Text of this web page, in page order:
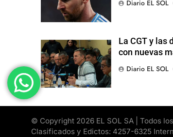
Diario EL SOL
La CGT y las
con nuevas
Diario EL SOL
© Copyright 2026 EL SOL SA | Todos
Clasificados y Edictos: 4257-6325